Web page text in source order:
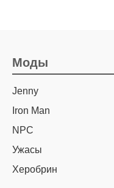
Моды
Jenny
Iron Man
NPC
Ужасы
Херобрин